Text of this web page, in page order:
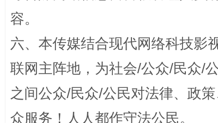
招工难、用工荒背后
容。
六、本传媒结合现代网络科技影
联网主阵地，为社会/公众/民众/
之间公众/民众/公民对法律、政
众服务！人人都作守法公民。